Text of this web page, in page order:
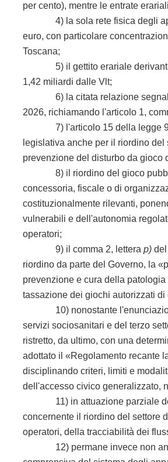
per cento), mentre le entrate
4) la sola rete fisica degli
euro, con particolare
Toscana;
5) il gettito erariale derivante
1,42 miliardi dalle Vlt;
6) la citata relazione segnala
2026, richiamando l'articolo 1,
7) l'articolo 15 della legge 9
legislativa anche per il riordino
prevenzione del disturbo da gioco
8) il riordino del gioco
concessoria, fiscale o di
costituzionalmente rilevanti,
vulnerabili e dell'autonomia
operatori;
9) il comma 2, letterap)
riordino da parte del Governo, la
prevenzione e cura della
tassazione dei giochi autorizzati
10) nonostante l'enunciazione,
servizi sociosanitari e del terzo
ristretto, da ultimo, con una
adottato il «Regolamento recante
disciplinando criteri, limiti e
dell'accesso civico generalizzato,
11) in attuazione parziale della
concernente il riordino del settore
operatori, della tracciabilità dei
12) permane invece non